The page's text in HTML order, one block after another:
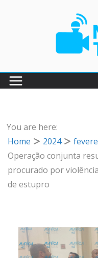
You are here:
Home
2024
Operação conjunta
procurado por
de estupro